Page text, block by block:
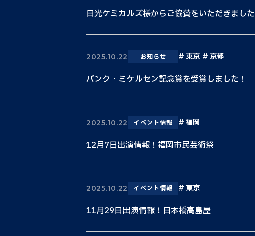
日光ケミカルズ様からご協賛をいただきました
2025.10.22 お知らせ 東京 京都
バンク・ミケルセン記念賞を受賞しました！
2025.10.22 イベント情報 福岡
12月7日出演情報！福岡市民芸術祭
2025.10.22 イベント情報 東京
11月29日出演情報！日本橋高島屋